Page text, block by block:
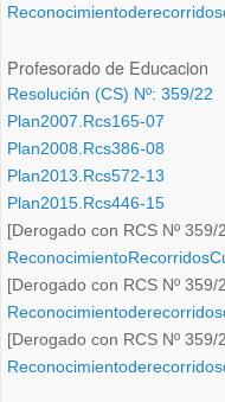
Profesorado de Educacion
Resolución (CS) Nº: 359/22
Plan2007.Rcs165-07
Plan2008.Rcs386-08
Plan2013.Rcs572-13
Plan2015.Rcs446-15
[Derogado con RCS Nº 359/
[Derogado con RCS Nº 359/
[Derogado con RCS Nº 359/